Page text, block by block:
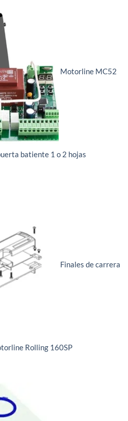
Motorline MC52
batiente 1 o 2 hojas
Finales de carrera
Rolling 160SP